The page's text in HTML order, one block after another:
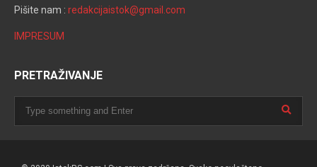
Pišite nam : redakcijaistok@gmail.com
IMPRESUM
PRETRAŽIVANJE